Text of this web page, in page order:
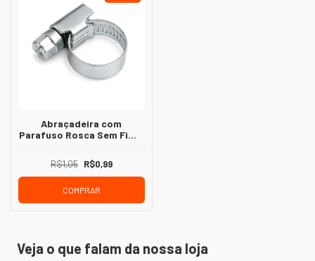
Abraçadeira com
Parafuso Rosca Sem Fim –
Mangueiras
R$1,05 R$0,99
COMPRAR
Veja o que falam da nossa loja